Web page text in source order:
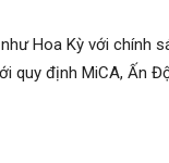
Hoa Kỳ với chính
quy định MiCA, Ấn